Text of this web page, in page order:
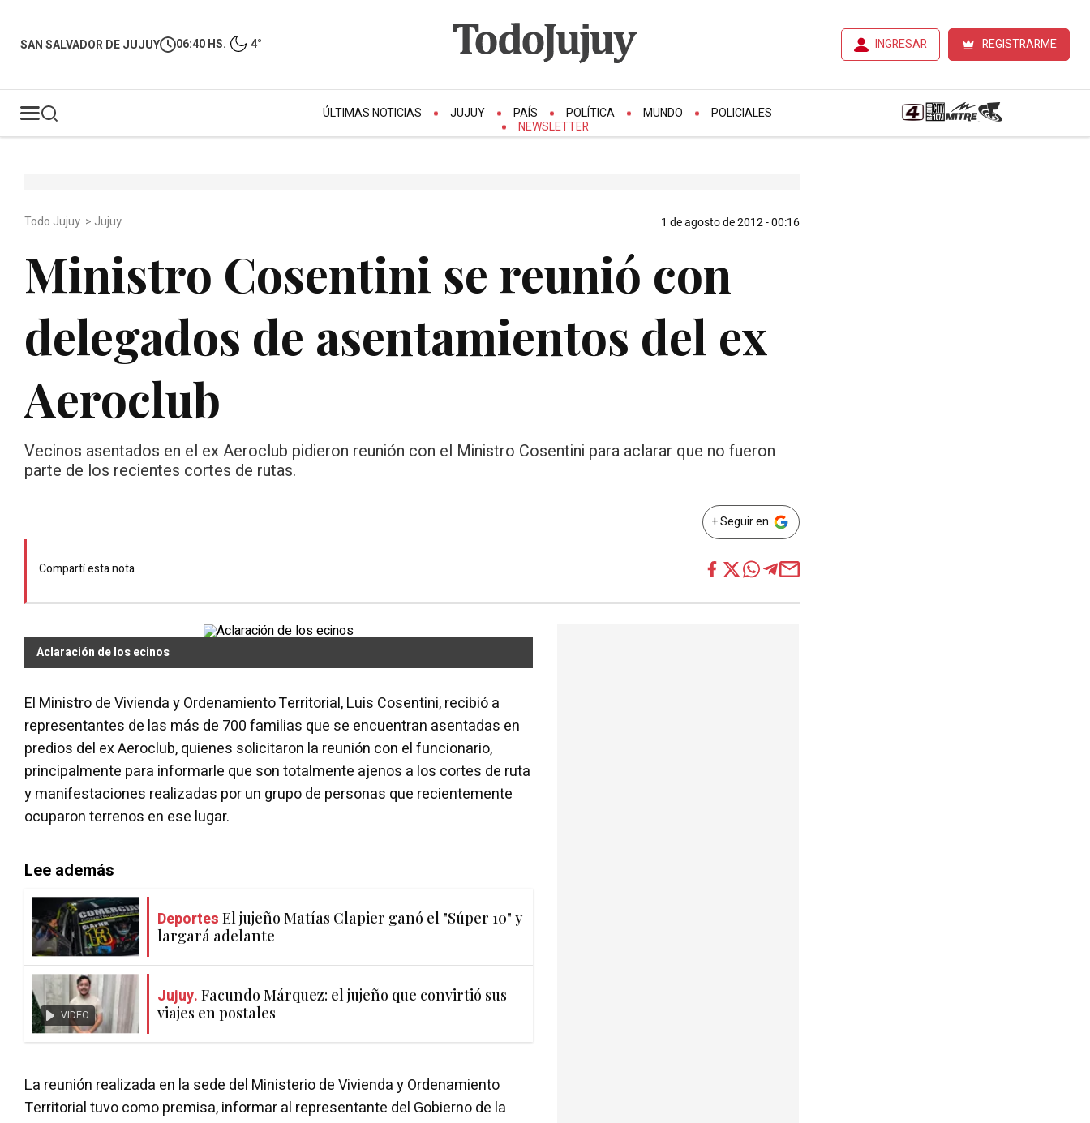
SAN SALVADOR DE JUJUY 06:40 HS. 4° INGRESAR REGISTRARME
ÚLTIMAS NOTICIAS JUJUY PAÍS POLÍTICA MUNDO
POLICIALES
NEWSLETTER
Todo Jujuy > Jujuy 1 de agosto de 2012 - 00:16
Ministro Cosentini se reunió con
delegados de asentamientos del ex
Aeroclub
Vecinos asentados en el ex Aeroclub pidieron reunión con el Ministro Cosentini para aclarar que no fueron
parte de los recientes cortes de rutas.
+ Seguir en
Compartí esta nota
Aclaración de los ecinos
El Ministro de Vivienda y Ordenamiento Territorial, Luis Cosentini, recibió a
representantes de las más de 700 familias que se encuentran asentadas en
predios del ex Aeroclub, quienes solicitaron la reunión con el funcionario,
principalmente para informarle que son totalmente ajenos a los cortes de ruta
y manifestaciones realizadas por un grupo de personas que recientemente
ocuparon terrenos en ese lugar.
Lee además
Deportes El jujeño Matías Clapier ganó el "Súper 10" y
largará adelante
VIDEO
Jujuy. Facundo Márquez: el jujeño que convirtió sus
viajes en postales
La reunión realizada en la sede del Ministerio de Vivienda y Ordenamiento
Territorial tuvo como premisa, informar al representante del Gobierno de la